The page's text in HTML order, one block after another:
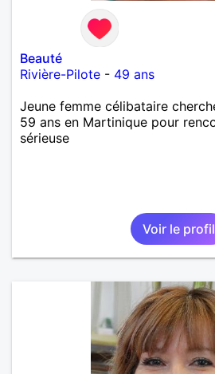
Beauté
Rivière-Pilote - 49 ans
Jeune femme célibataire
59 ans en Martinique pour
sérieuse
Voir le profil